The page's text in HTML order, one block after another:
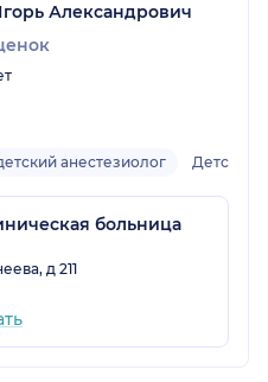
Александрович
анестезиолог Детский
больница
д 211